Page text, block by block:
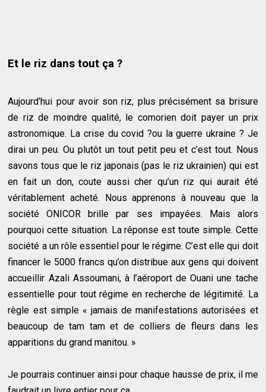
Et le riz dans tout ça ?
Aujourd’hui pour avoir son riz, plus précisément sa brisure
de riz de moindre qualité, le comorien doit payer un prix
astronomique. La crise du covid ?ou la guerre ukraine ? Je
dirai un peu. Ou plutôt un tout petit peu et c’est tout. Nous
savons tous que le riz japonais (pas le riz ukrainien) qui est
en fait un don, coute aussi cher qu’un riz qui aurait été
véritablement acheté. Nous apprenons à nouveau que la
société ONICOR brille par ses impayées. Mais alors
pourquoi cette situation. La réponse est toute simple. Cette
société a un rôle essentiel pour le régime. C’est elle qui doit
financer le 5000 francs qu’on distribue aux gens qui doivent
accueillir Azali Assoumani, à l’aéroport de Ouani une tache
essentielle pour tout régime en recherche de légitimité. La
règle est simple « jamais de manifestations autorisées et
beaucoup de tam tam et de colliers de fleurs dans les
apparitions du grand manitou. »
Je pourrais continuer ainsi pour chaque hausse de prix, il me